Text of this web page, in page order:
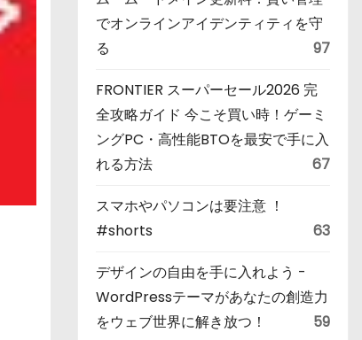
でオンラインアイデンティティを守
る
97
FRONTIER スーパーセール2026 完
全攻略ガイド 今こそ買い時！ゲーミ
ングPC・高性能BTOを最安で手に入
れる方法
67
スマホやパソコンは要注意 ！
#shorts
63
デザインの自由を手に入れよう -
WordPressテーマがあなたの創造力
をウェブ世界に解き放つ！
59